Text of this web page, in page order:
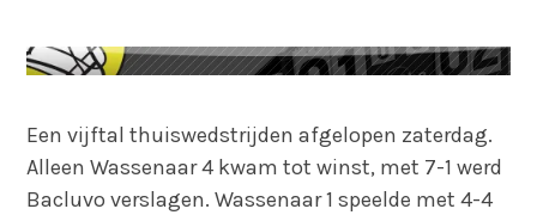
Een vijftal thuiswedstrijden afgelopen zaterdag.
Alleen Wassenaar 4 kwam tot winst, met 7-1 werd
Bacluvo verslagen. Wassenaar 1 speelde met 4-4